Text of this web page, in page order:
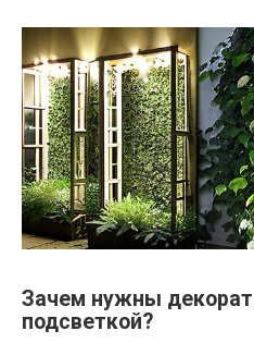
Зачем нужны
подсветкой?